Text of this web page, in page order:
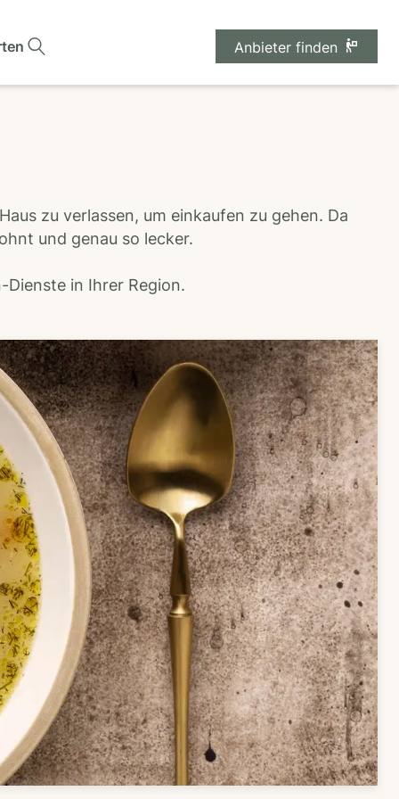
Anbieter finden
zu verlassen, um einkaufen zu gehen. Da
und genau so lecker.
Dienste in Ihrer Region.